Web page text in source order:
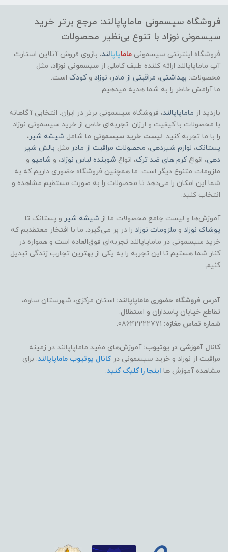
فروشگاه سیسمونی ماماپاپالند: مرجع برتر خرید
سیسمونی نوزاد با تنوع بی‌نظیر محصولات
فروشگاه اینترنتی سیسمونی ماماپاپالند، بازوی فروش آنلاین استارت
آپ ماماپاپالند ارائه کننده طیف کاملی از سیسمونی نوزاد، مثل
محصولات: بهداشتی، مراقبتی از مادر، نوزاد وکودک است.
ما آرامش خاطر را به شما هدیه میدهیم.
بازدید از ماماپاپالند، فروشگاه سیسمونی برتر در ایران. انتخابی آگاهانه
با محصولات با کیفیت و ارزان. تجربه‌ای خاص از خرید سیسمونی نوزاد
را با ما تجربه کنید. لیست خرید سیسمونی ما شامل شیشه شیر،
پستانک، لوازم شیردهی، محصولات مراقبت از مادر مثل بالش شیر
دهی، انواعکرم های ضد ترک، انواع شوینده لباس نوزاد، و شامپو و
ملزومات متنوع دیگر است. ما همچنین فروشگاه حضوری داریم که به
شما این امکان را می‌دهد تا محصولات را به صورت مستقیم مشاهده و
انتخاب کنید.
آموزش‌ها و لیست جامع محصولات ما از شیشه شیر و پستانک تا
پوشاک نوزاد و ملزومات نوزاد را در بر می‌گیرد. ما با افتخار معتقدیم که
خرید سیسمونی در ماماپاپالند تجربه‌ای فوق‌العاده است و همواره در
کنار شما هستیم تا این تجربه را به یکی از بهترین تجارب زندگی تبدیل
کنیم.
آدرس فروشگاه حضوری ماماپاپالند: استان مرکزی، شهرستان ساوه،
تقاطع خیابان پاسداران و استقلال.
شماره تماس مغازه:
کانال آموزشی در یوتیوب: آموزش‌های مفید ماماپاپالند در زمینه
مراقبت از نوزاد و خرید سیسمونی درکانال یوتیوب ماماپاپالند. برای
مشاهده آموزش ها اینجا را کلیک کنید.